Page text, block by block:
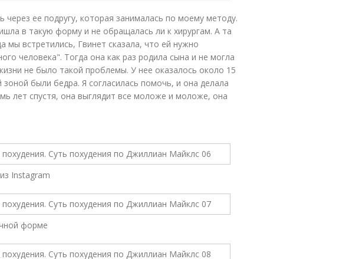
через ее подругу, которая занималась по моему методу.
в такую форму и не обращалась ли к хирургам. А та
мы встретились, Гвинет сказала, что ей нужно
человека". Тогда она как раз родила сына и не могла
не было такой проблемы. У нее оказалось около 15
были бедра. Я согласилась помочь, и она делала
лет спустя, она выглядит все моложе и моложе, она
Instagram
форме